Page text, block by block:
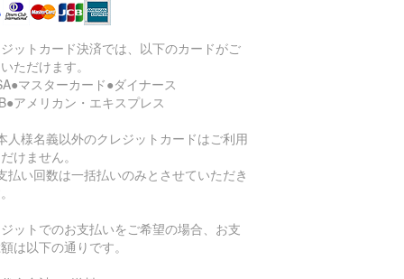
ットカード決済では、以下のカードがご
ただけます。
マスターカード●ダイナース
アメリカン・エキスプレス
人様名義以外のクレジットカードはご利用
けません。
払い回数は一括払いのみとさせていただき
ットでのお支払いをご希望の場合、お支
は以下の通りです。